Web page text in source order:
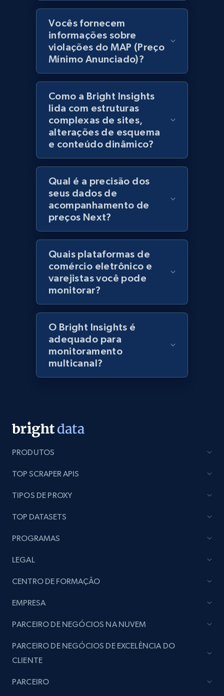
products using specified keywords
URL, Product id, Title, Images, Final price,
Currency, Discount, Initial price, and more.
1.1K+ 149+ Comece agora
Lowes.com
URL, Domain, Marketplace pn, Sku, Other pn,
Model number, Gtin ean pn, Product name, and
more.
991+ 162+
Lowes.com - Gather data on products using
specified keywords
URL, Domain, Marketplace pn, Sku, Other pn,
Model number, Gtin ean pn, Product name, and
991+ 162+
URL, Title, Rating, Reviews, Initial price, Final
988+
Lazada - Products - Discover products by
keyword
price, Currency, Stock, and more.
Vocês fornecem
informações sobre
violações do MAP (Preço
Mínimo Anunciado)?
Como a Bright Insights
lida com estruturas
complexas de sites,
alterações de esquema
e conteúdo dinâmico?
Qual é a precisão dos
seus dados de
acompanhamento de
preços Next?
Quais plataformas de
comércio eletrônico e
varejistas você pode
monitorar?
O Bright Insights é
adequado para
monitoramento
multicanal?
PRODUTOS
TOP SCRAPER APIS
TIPOS DE PROXY
TOP DATASETS
PROGRAMAS
LEGAL
CENTRO DE FORMAÇÃO
EMPRESA
PARCEIRO DE NEGÓCIOS NA NUVEM
PARCEIRO DE NEGÓCIOS DE EXCELÊNCIA DO
CLIENTE
PARCEIRO